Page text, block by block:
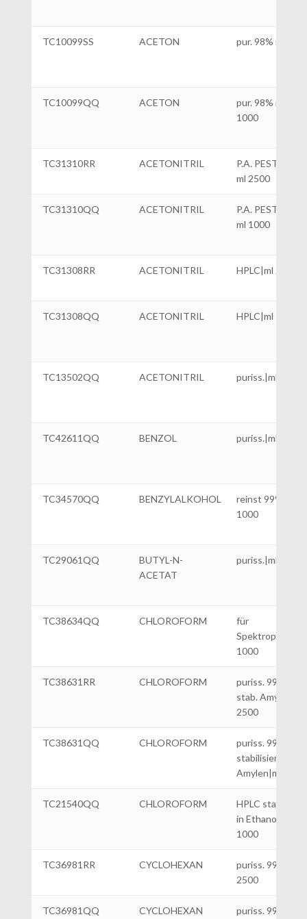
TC10099SS ACETON pur. 98% min.|L
TC10099QQ ACETON
pur. 98% min.|ml
1000
TC31310RR ACETONITRIL
P.A.
ml 2500
TC31310QQ ACETONITRIL
P.A.
ml 1000
TC31308RR ACETONITRIL HPLC|ml 2500
TC31308QQ ACETONITRIL HPLC|ml 1000
TC13502QQ ACETONITRIL puriss.|ml 1000
TC42611QQ BENZOL puriss.|ml 1000
TC34570QQ BENZYLALKOHOL
reinst 99%|ml
1000
TC29061QQ
BUTYL-N-
ACETAT
puriss.|ml 1000
TC38634QQ CHLOROFORM
für
1000
TC38631RR CHLOROFORM
puriss. 99,5%
stab.
2500
TC38631QQ CHLOROFORM
puriss. 99,5%
stabilisiertes
Amylen|ml 1
TC21540QQ CHLOROFORM
HPLC stabilisiert
in Ethanol|ml
1000
TC36981RR CYCLOHEXAN
puriss. 99%|ml
2500
TC36981QQ CYCLOHEXAN
puriss. 99%|ml